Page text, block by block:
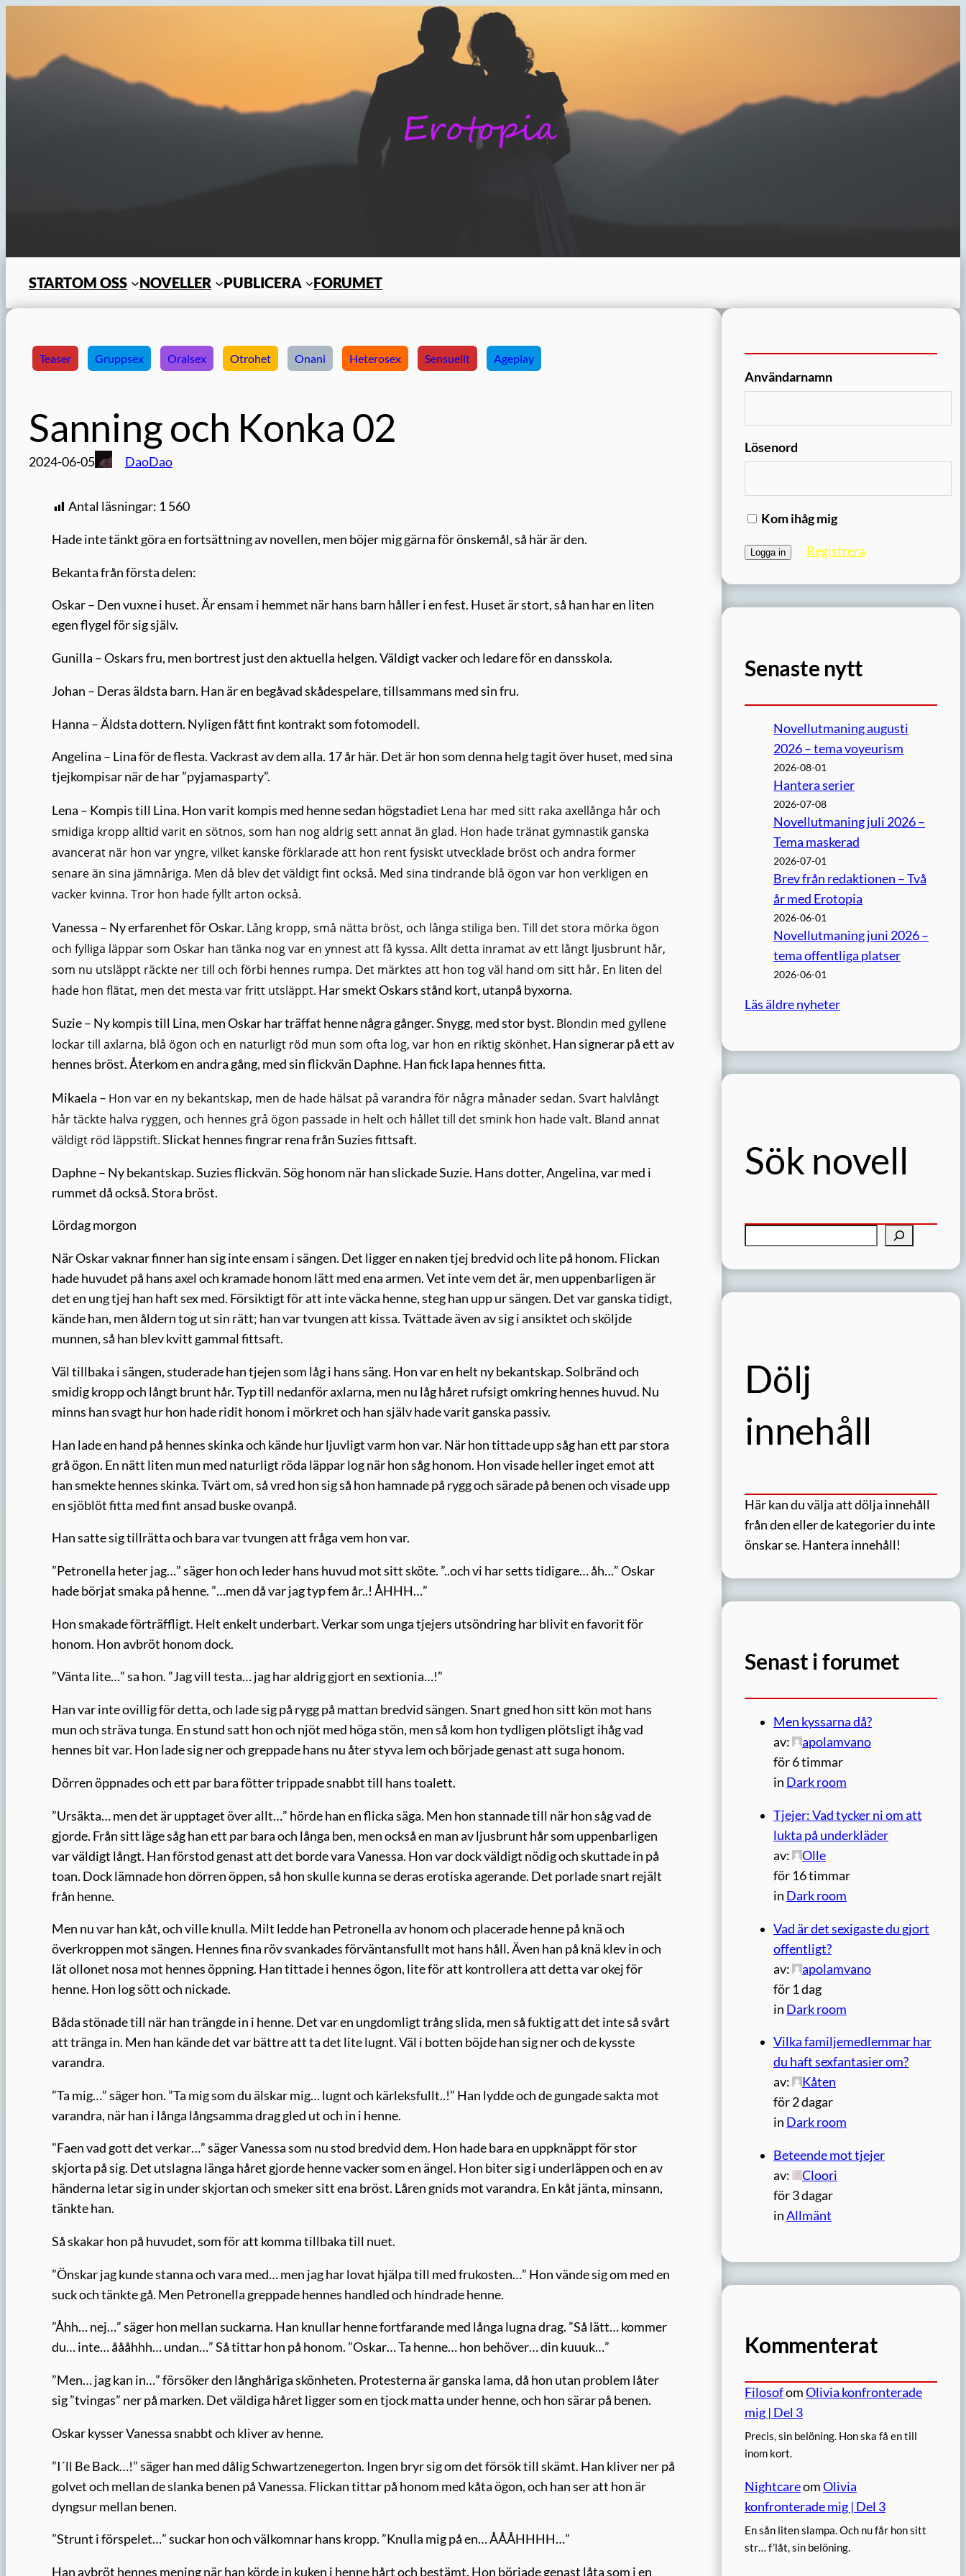
STARTOM OSS NOVELLER PUBLICERA FORUMET
Teaser Gruppsex Oralsex Otrohet Onani Heterosex Sensuellt Ageplay
Sanning och Konka 02
2024-06-05 DaoDao
Antal läsningar: 1 560
Hade inte tänkt göra en fortsättning av novellen, men böjer mig gärna för önskemål, så här är den.
Bekanta från första delen:
Oskar – Den vuxne i huset. Är ensam i hemmet när hans barn håller i en fest. Huset är stort, så han har en liten
egen flygel för sig själv.
Gunilla – Oskars fru, men bortrest just den aktuella helgen. Väldigt vacker och ledare för en dansskola.
Johan – Deras äldsta barn. Han är en begåvad skådespelare, tillsammans med sin fru.
Hanna – Äldsta dottern. Nyligen fått fint kontrakt som fotomodell.
Angelina – Lina för de flesta. Vackrast av dem alla. 17 år här. Det är hon som denna helg tagit över huset, med sina
tjejkompisar när de har ”pyjamasparty”.
Lena – Kompis till Lina. Hon varit kompis med henne sedan högstadiet Lena har med sitt raka axellånga hår och
smidiga kropp alltid varit en sötnos, som han nog aldrig sett annat än glad. Hon hade tränat gymnastik ganska
avancerat när hon var yngre, vilket kanske förklarade att hon rent fysiskt utvecklade bröst och andra former
senare än sina jämnåriga. Men då blev det väldigt fint också. Med sina tindrande blå ögon var hon verkligen en
vacker kvinna. Tror hon hade fyllt arton också.
Vanessa – Ny erfarenhet för Oskar. Lång kropp, små nätta bröst, och långa stiliga ben. Till det stora mörka ögon
och fylliga läppar som Oskar han tänka nog var en ynnest att få kyssa. Allt detta inramat av ett långt ljusbrunt hår,
som nu utsläppt räckte ner till och förbi hennes rumpa. Det märktes att hon tog väl hand om sitt hår. En liten del
hade hon flätat, men det mesta var fritt utsläppt. Har smekt Oskars stånd kort, utanpå byxorna.
Suzie – Ny kompis till Lina, men Oskar har träffat henne några gånger. Snygg, med stor byst. Blondin med gyllene
lockar till axlarna, blå ögon och en naturligt röd mun som ofta log, var hon en riktig skönhet. Han signerar på ett av
hennes bröst. Återkom en andra gång, med sin flickvän Daphne. Han fick lapa hennes fitta.
Mikaela – Hon var en ny bekantskap, men de hade hälsat på varandra för några månader sedan. Svart halvlångt
hår täckte halva ryggen, och hennes grå ögon passade in helt och hållet till det smink hon hade valt. Bland annat
väldigt röd läppstift.Slickat hennes fingrar rena från Suzies fittsaft.
Daphne – Ny bekantskap. Suzies flickvän. Sög honom när han slickade Suzie. Hans dotter, Angelina, var med i
rummet då också. Stora bröst.
Lördag morgon
När Oskar vaknar finner han sig inte ensam i sängen. Det ligger en naken tjej bredvid och lite på honom. Flickan
hade huvudet på hans axel och kramade honom lätt med ena armen. Vet inte vem det är, men uppenbarligen är
det en ung tjej han haft sex med. Försiktigt för att inte väcka henne, steg han upp ur sängen. Det var ganska tidigt,
kände han, men åldern tog ut sin rätt; han var tvungen att kissa. Tvättade även av sig i ansiktet och sköljde
munnen, så han blev kvitt gammal fittsaft.
Väl tillbaka i sängen, studerade han tjejen som låg i hans säng. Hon var en helt ny bekantskap. Solbränd och
smidig kropp och långt brunt hår. Typ till nedanför axlarna, men nu låg håret rufsigt omkring hennes huvud. Nu
minns han svagt hur hon hade ridit honom i mörkret och han själv hade varit ganska passiv.
Han lade en hand på hennes skinka och kände hur ljuvligt varm hon var. När hon tittade upp såg han ett par stora
grå ögon. En nätt liten mun med naturligt röda läppar log när hon såg honom. Hon visade heller inget emot att
han smekte hennes skinka. Tvärt om, så vred hon sig så hon hamnade på rygg och särade på benen och visade upp
en sjöblöt fitta med fint ansad buske ovanpå.
Han satte sig tillrätta och bara var tvungen att fråga vem hon var.
”Petronella heter jag…” säger hon och leder hans huvud mot sitt sköte. ”..och vi har setts tidigare… åh…” Oskar
hade börjat smaka på henne. ”…men då var jag typ fem år..! ÅHHH…”
Hon smakade förträffligt. Helt enkelt underbart. Verkar som unga tjejers utsöndring har blivit en favorit för
honom. Hon avbröt honom dock.
”Vänta lite…” sa hon. ”Jag vill testa… jag har aldrig gjort en sextionia…!”
Han var inte ovillig för detta, och lade sig på rygg på mattan bredvid sängen. Snart gned hon sitt kön mot hans
mun och sträva tunga. En stund satt hon och njöt med höga stön, men så kom hon tydligen plötsligt ihåg vad
hennes bit var. Hon lade sig ner och greppade hans nu åter styva lem och började genast att suga honom.
Dörren öppnades och ett par bara fötter trippade snabbt till hans toalett.
”Ursäkta… men det är upptaget över allt…” hörde han en flicka säga. Men hon stannade till när hon såg vad de
gjorde. Från sitt läge såg han ett par bara och långa ben, men också en man av ljusbrunt hår som uppenbarligen
var väldigt långt. Han förstod genast att det borde vara Vanessa. Hon var dock väldigt nödig och skuttade in på
toan. Dock lämnade hon dörren öppen, så hon skulle kunna se deras erotiska agerande. Det porlade snart rejält
från henne.
Men nu var han kåt, och ville knulla. Milt ledde han Petronella av honom och placerade henne på knä och
överkroppen mot sängen. Hennes fina röv svankades förväntansfullt mot hans håll. Även han på knä klev in och
lät ollonet nosa mot hennes öppning. Han tittade i hennes ögon, lite för att kontrollera att detta var okej för
henne. Hon log sött och nickade.
Båda stönade till när han trängde in i henne. Det var en ungdomligt trång slida, men så fuktig att det inte så svårt
att tränga in. Men han kände det var bättre att ta det lite lugnt. Väl i botten böjde han sig ner och de kysste
varandra.
”Ta mig…” säger hon. ”Ta mig som du älskar mig… lugnt och kärleksfullt..!” Han lydde och de gungade sakta mot
varandra, när han i långa långsamma drag gled ut och in i henne.
”Faen vad gott det verkar…” säger Vanessa som nu stod bredvid dem. Hon hade bara en uppknäppt för stor
skjorta på sig. Det utslagna länga håret gjorde henne vacker som en ängel. Hon biter sig i underläppen och en av
händerna letar sig in under skjortan och smeker sitt ena bröst. Låren gnids mot varandra. En kåt jänta, minsann,
tänkte han.
Så skakar hon på huvudet, som för att komma tillbaka till nuet.
”Önskar jag kunde stanna och vara med… men jag har lovat hjälpa till med frukosten…” Hon vände sig om med en
suck och tänkte gå. Men Petronella greppade hennes handled och hindrade henne.
”Åhh… nej…” säger hon mellan suckarna. Han knullar henne fortfarande med långa lugna drag. ”Så lätt… kommer
du… inte… åååhhh… undan…” Så tittar hon på honom. ”Oskar… Ta henne… hon behöver… din kuuuk…”
”Men… jag kan in…” försöker den långhåriga skönheten. Protesterna är ganska lama, då hon utan problem låter
sig ”tvingas” ner på marken. Det väldiga håret ligger som en tjock matta under henne, och hon särar på benen.
Oskar kysser Vanessa snabbt och kliver av henne.
”I´ll Be Back…!” säger han med dålig Schwartzenegerton. Ingen bryr sig om det försök till skämt. Han kliver ner på
golvet och mellan de slanka benen på Vanessa. Flickan tittar på honom med kåta ögon, och han ser att hon är
dyngsur mellan benen.
”Strunt i förspelet…” suckar hon och välkomnar hans kropp. ”Knulla mig på en… ÅÅÅHHHH…”
Han avbröt hennes mening när han körde in kuken i henne hårt och bestämt. Hon började genast låta som i en
Användarnamn
Lösenord
Kom ihåg mig
Registrera
Senaste nytt
Novellutmaning augusti
2026 – tema voyeurism
2026-08-01
Hantera serier
2026-07-08
Novellutmaning juli 2026 –
Tema maskerad
2026-07-01
Brev från redaktionen – Två
år med Erotopia
2026-06-01
Novellutmaning juni 2026 –
tema offentliga platser
2026-06-01
Läs äldre nyheter
Sök novell
k
Dölj
innehåll
Här kan du välja att dölja innehåll
från den eller de kategorier du inte
önskar se. Hantera innehåll!
Senast i forumet
Men kyssarna då?
av:
apolamvano
för 6 timmar
in Dark room
Tjejer: Vad tycker ni om att
lukta på underkläder
av:
Olle
för 16 timmar
in Dark room
Vad är det sexigaste du gjort
offentligt?
av:
apolamvano
för 1 dag
in Dark room
Vilka familjemedlemmar har
du haft sexfantasier om?
av:
Kåten
för 2 dagar
in Dark room
Beteende mot tjejer
av:
Cloori
för 3 dagar
inAllmänt
Kommenterat
FilosofomOlivia konfronterade
mig | Del 3
Precis, sin belöning. Hon ska få en till
inom kort.
NightcareomOlivia
konfronterade mig | Del 3
En sån liten slampa. Och nu får hon sitt
str… f’låt, sin belöning.